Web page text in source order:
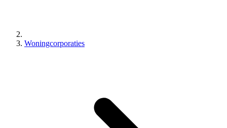
Woningcorporaties